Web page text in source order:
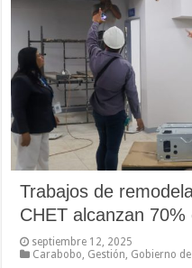
Trabajos de
CHET alcanzan 70%
septiembre 12, 2025
Carabobo, Gestión, Gobierno